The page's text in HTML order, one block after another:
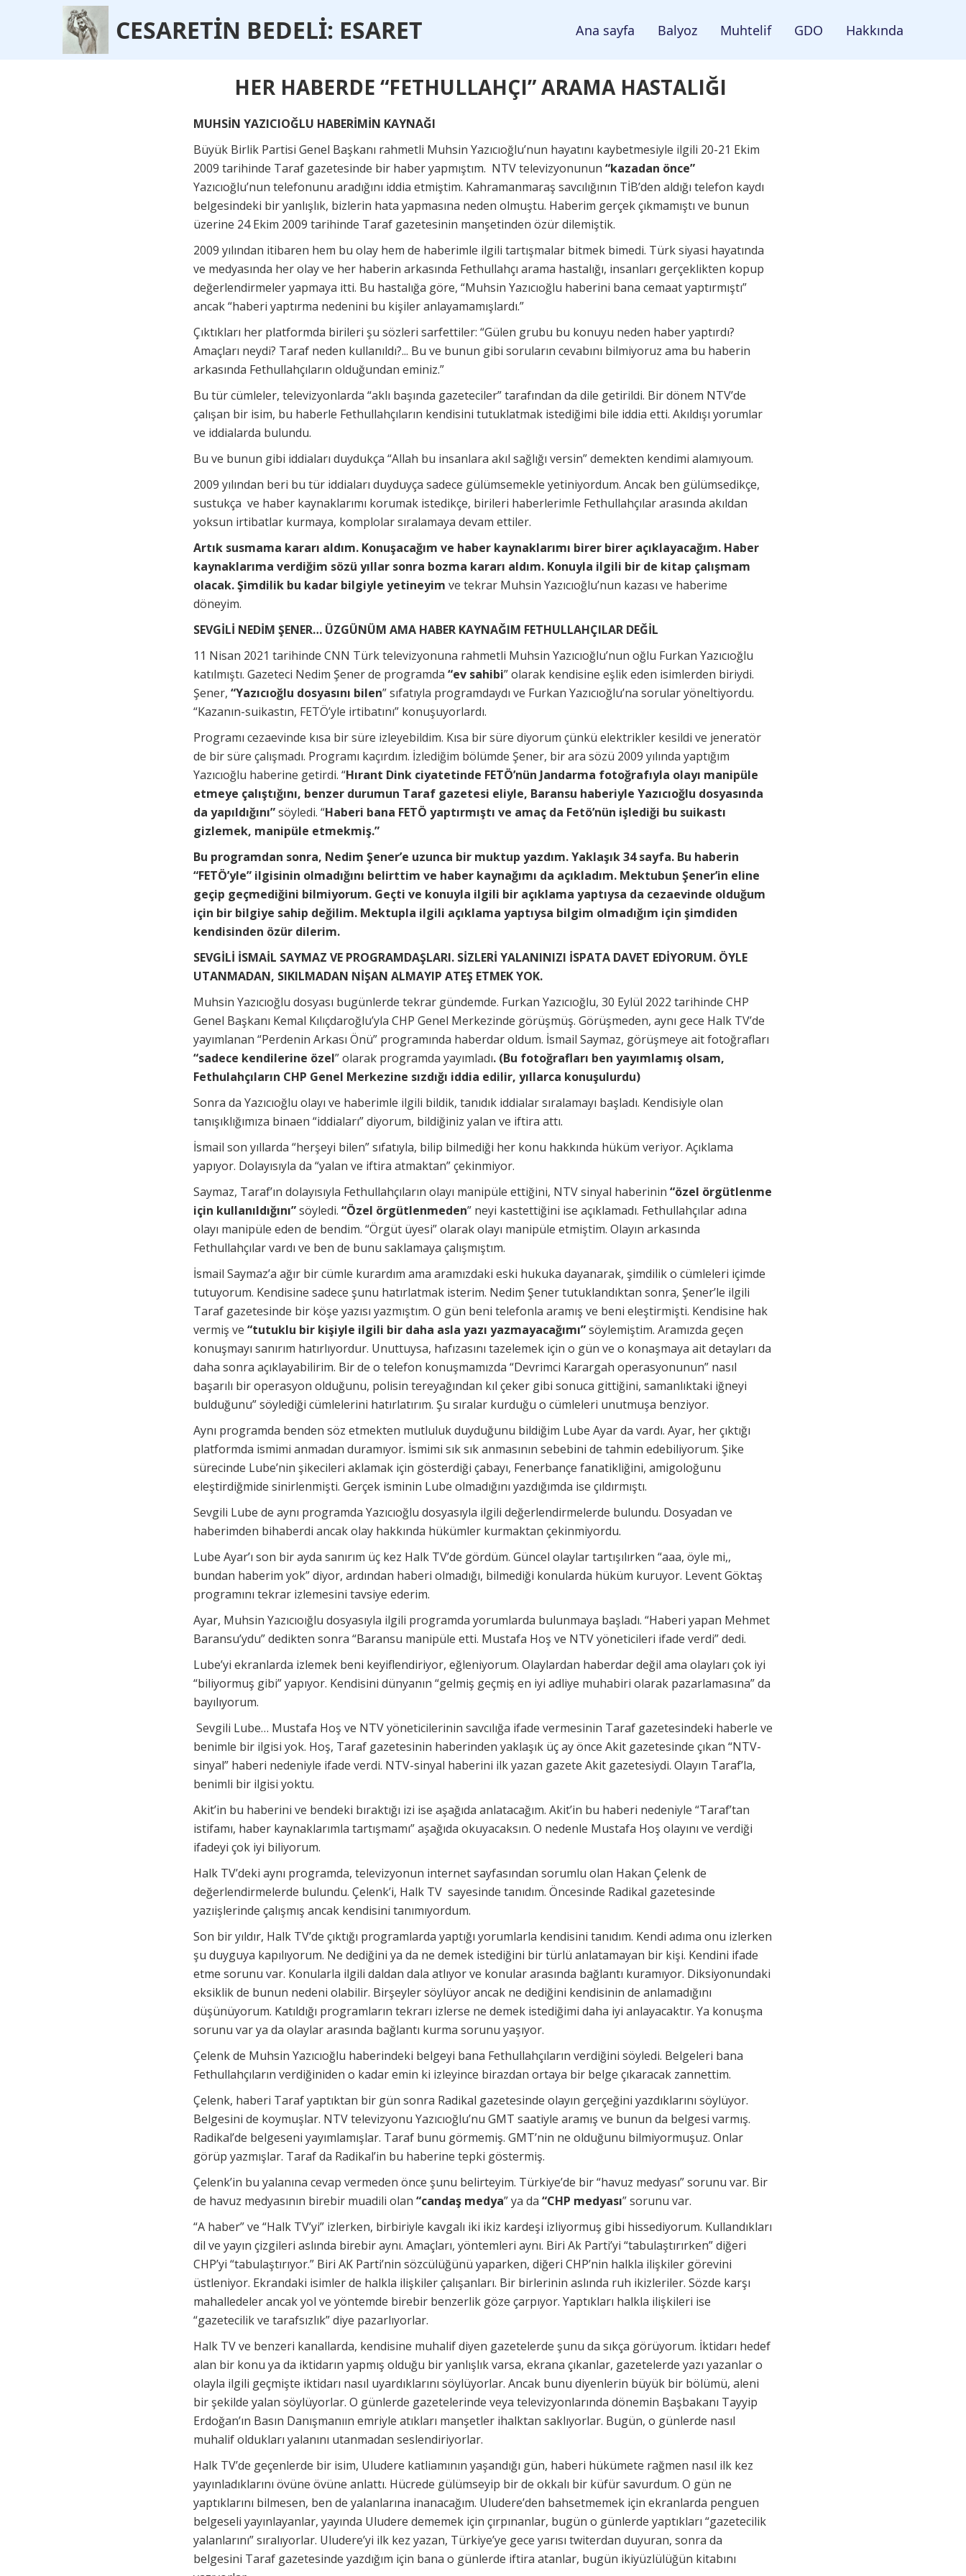
CESARETİN BEDELİ: ESARET Ana sayfa Balyoz Muhtelif GDO Hakkında
HER HABERDE “FETHULLAHÇI” ARAMA HASTALIĞI
MUHSİN YAZICIOĞLU HABERİMİN KAYNAĞI
Büyük Birlik Partisi Genel Başkanı rahmetli Muhsin Yazıcıoğlu’nun hayatını kaybetmesiyle ilgili 20-21 Ekim
2009 tarihinde Taraf gazetesinde bir haber yapmıştım. NTV televizyonunun “kazadan önce”
Yazıcıoğlu’nun telefonunu aradığını iddia etmiştim. Kahramanmaraş savcılığının TİB’den aldığı telefon kaydı
belgesindeki bir yanlışlık, bizlerin hata yapmasına neden olmuştu. Haberim gerçek çıkmamıştı ve bunun
üzerine 24 Ekim 2009 tarihinde Taraf gazetesinin manşetinden özür dilemiştik.
2009 yılından itibaren hem bu olay hem de haberimle ilgili tartışmalar bitmek bimedi. Türk siyasi hayatında
ve medyasında her olay ve her haberin arkasında Fethullahçı arama hastalığı, insanları gerçeklikten kopup
değerlendirmeler yapmaya itti. Bu hastalığa göre, “Muhsin Yazıcıoğlu haberini bana cemaat yaptırmıştı”
ancak “haberi yaptırma nedenini bu kişiler anlayamamışlardı.”
Çıktıkları her platformda birileri şu sözleri sarfettiler: “Gülen grubu bu konuyu neden haber yaptırdı?
Amaçları neydi? Taraf neden kullanıldı?... Bu ve bunun gibi soruların cevabını bilmiyoruz ama bu haberin
arkasında Fethullahçıların olduğundan eminiz.”
Bu tür cümleler, televizyonlarda “aklı başında gazeteciler” tarafından da dile getirildi. Bir dönem NTV’de
çalışan bir isim, bu haberle Fethullahçıların kendisini tutuklatmak istediğimi bile iddia etti. Akıldışı yorumlar
ve iddialarda bulundu.
Bu ve bunun gibi iddiaları duydukça “Allah bu insanlara akıl sağlığı versin” demekten kendimi alamıyoum.
2009 yılından beri bu tür iddiaları duyduyça sadece gülümsemekle yetiniyordum. Ancak ben gülümsedikçe,
sustukça ve haber kaynaklarımı korumak istedikçe, birileri haberlerimle Fethullahçılar arasında akıldan
yoksun irtibatlar kurmaya, komplolar sıralamaya devam ettiler.
Artık susmama kararı aldım. Konuşacağım ve haber kaynaklarımı birer birer açıklayacağım. Haber
kaynaklarıma verdiğim sözü yıllar sonra bozma kararı aldım. Konuyla ilgili bir de kitap çalışmam
olacak. Şimdilik bu kadar bilgiyle yetineyim ve tekrar Muhsin Yazıcıoğlu’nun kazası ve haberime
döneyim.
SEVGİLİ NEDİM ŞENER… ÜZGÜNÜM AMA HABER KAYNAĞIM FETHULLAHÇILAR DEĞİL
11 Nisan 2021 tarihinde CNN Türk televizyonuna rahmetli Muhsin Yazıcıoğlu’nun oğlu Furkan Yazıcıoğlu
katılmıştı. Gazeteci Nedim Şener de programda “ev sahibi” olarak kendisine eşlik eden isimlerden biriydi.
Şener, “Yazıcıoğlu dosyasını bilen” sıfatıyla programdaydı ve Furkan Yazıcıoğlu’na sorular yöneltiyordu.
“Kazanın-suikastın, FETÖ’yle irtibatını” konuşuyorlardı.
Programı cezaevinde kısa bir süre izleyebildim. Kısa bir süre diyorum çünkü elektrikler kesildi ve jeneratör
de bir süre çalışmadı. Programı kaçırdım. İzlediğim bölümde Şener, bir ara sözü 2009 yılında yaptığım
Yazıcıoğlu haberine getirdi. “Hırant Dink ciyatetinde FETÖ’nün Jandarma fotoğrafıyla olayı manipüle
etmeye çalıştığını, benzer durumun Taraf gazetesi eliyle, Baransu haberiyle Yazıcıoğlu dosyasında
da yapıldığını”söyledi. “Haberi bana FETÖ yaptırmıştı ve amaç da Fetö’nün işlediği bu suikastı
gizlemek, manipüle etmekmiş.”
Bu programdan sonra, Nedim Şener’e uzunca bir muktup yazdım. Yaklaşık 34 sayfa. Bu haberin
“FETÖ’yle” ilgisinin olmadığını belirttim ve haber kaynağımı da açıkladım. Mektubun Şener’in eline
geçip geçmediğini bilmiyorum. Geçti ve konuyla ilgili bir açıklama yaptıysa da cezaevinde olduğum
için bir bilgiye sahip değilim. Mektupla ilgili açıklama yaptıysa bilgim olmadığım için şimdiden
kendisinden özür dilerim.
SEVGİLİ İSMAİL SAYMAZ VE PROGRAMDAŞLARI. SİZLERİ YALANINIZI İSPATA DAVET EDİYORUM. ÖYLE
UTANMADAN, SIKILMADAN NİŞAN ALMAYIP ATEŞ ETMEK YOK.
Muhsin Yazıcıoğlu dosyası bugünlerde tekrar gündemde. Furkan Yazıcıoğlu, 30 Eylül 2022 tarihinde CHP
Genel Başkanı Kemal Kılıçdaroğlu’yla CHP Genel Merkezinde görüşmüş. Görüşmeden, aynı gece Halk TV’de
yayımlanan “Perdenin Arkası Önü” programında haberdar oldum. İsmail Saymaz, görüşmeye ait fotoğrafları
“sadece kendilerine özel” olarak programda yayımladı. (Bu fotoğrafları ben yayımlamış olsam,
Fethulahçıların CHP Genel Merkezine sızdığı iddia edilir, yıllarca konuşulurdu)
Sonra da Yazıcıoğlu olayı ve haberimle ilgili bildik, tanıdık iddialar sıralamayı başladı. Kendisiyle olan
tanışıklığımıza binaen “iddiaları” diyorum, bildiğiniz yalan ve iftira attı.
İsmail son yıllarda “herşeyi bilen” sıfatıyla, bilip bilmediği her konu hakkında hüküm veriyor. Açıklama
yapıyor. Dolayısıyla da “yalan ve iftira atmaktan” çekinmiyor.
Saymaz, Taraf’ın dolayısıyla Fethullahçıların olayı manipüle ettiğini, NTV sinyal haberinin “özel örgütlenme
için kullanıldığını”söyledi. “Özel örgütlenmeden” neyi kastettiğini ise açıklamadı. Fethullahçılar adına
olayı manipüle eden de bendim. “Örgüt üyesi” olarak olayı manipüle etmiştim. Olayın arkasında
Fethullahçılar vardı ve ben de bunu saklamaya çalışmıştım.
İsmail Saymaz’a ağır bir cümle kurardım ama aramızdaki eski hukuka dayanarak, şimdilik o cümleleri içimde
tutuyorum. Kendisine sadece şunu hatırlatmak isterim. Nedim Şener tutuklandıktan sonra, Şener’le ilgili
Taraf gazetesinde bir köşe yazısı yazmıştım. O gün beni telefonla aramış ve beni eleştirmişti. Kendisine hak
vermiş ve “tutuklu bir kişiyle ilgili bir daha asla yazı yazmayacağımı”söylemiştim. Aramızda geçen
konuşmayı sanırım hatırlıyordur. Unuttuysa, hafızasını tazelemek için o gün ve o konaşmaya ait detayları da
daha sonra açıklayabilirim. Bir de o telefon konuşmamızda “Devrimci Karargah operasyonunun” nasıl
başarılı bir operasyon olduğunu, polisin tereyağından kıl çeker gibi sonuca gittiğini, samanlıktaki iğneyi
bulduğunu” söylediği cümlelerini hatırlatırım. Şu sıralar kurduğu o cümleleri unutmuşa benziyor.
Aynı programda benden söz etmekten mutluluk duyduğunu bildiğim Lube Ayar da vardı. Ayar, her çıktığı
platformda ismimi anmadan duramıyor. İsmimi sık sık anmasının sebebini de tahmin edebiliyorum. Şike
sürecinde Lube’nin şikecileri aklamak için gösterdiği çabayı, Fenerbançe fanatikliğini, amigoloğunu
eleştirdiğmide sinirlenmişti. Gerçek isminin Lube olmadığını yazdığımda ise çıldırmıştı.
Sevgili Lube de aynı programda Yazıcıoğlu dosyasıyla ilgili değerlendirmelerde bulundu. Dosyadan ve
haberimden bihaberdi ancak olay hakkında hükümler kurmaktan çekinmiyordu.
Lube Ayar’ı son bir ayda sanırım üç kez Halk TV’de gördüm. Güncel olaylar tartışılırken “aaa, öyle mi,,
bundan haberim yok” diyor, ardından haberi olmadığı, bilmediği konularda hüküm kuruyor. Levent Göktaş
programını tekrar izlemesini tavsiye ederim.
Ayar, Muhsin Yazıcıoığlu dosyasıyla ilgili programda yorumlarda bulunmaya başladı. “Haberi yapan Mehmet
Baransu’ydu” dedikten sonra “Baransu manipüle etti. Mustafa Hoş ve NTV yöneticileri ifade verdi” dedi.
Lube’yi ekranlarda izlemek beni keyiflendiriyor, eğleniyorum. Olaylardan haberdar değil ama olayları çok iyi
“biliyormuş gibi” yapıyor. Kendisini dünyanın “gelmiş geçmiş en iyi adliye muhabiri olarak pazarlamasına” da
bayılıyorum.
Sevgili Lube… Mustafa Hoş ve NTV yöneticilerinin savcılığa ifade vermesinin Taraf gazetesindeki haberle ve
benimle bir ilgisi yok. Hoş, Taraf gazetesinin haberinden yaklaşık üç ay önce Akit gazetesinde çıkan “NTV-
sinyal” haberi nedeniyle ifade verdi. NTV-sinyal haberini ilk yazan gazete Akit gazetesiydi. Olayın Taraf’la,
benimli bir ilgisi yoktu.
Akit’in bu haberini ve bendeki bıraktığı izi ise aşağıda anlatacağım. Akit’in bu haberi nedeniyle “Taraf’tan
istifamı, haber kaynaklarımla tartışmamı” aşağıda okuyacaksın. O nedenle Mustafa Hoş olayını ve verdiği
ifadeyi çok iyi biliyorum.
Halk TV’deki aynı programda, televizyonun internet sayfasından sorumlu olan Hakan Çelenk de
değerlendirmelerde bulundu. Çelenk’i, Halk TV sayesinde tanıdım. Öncesinde Radikal gazetesinde
yazıişlerinde çalışmış ancak kendisini tanımıyordum.
Son bir yıldır, Halk TV’de çıktığı programlarda yaptığı yorumlarla kendisini tanıdım. Kendi adıma onu izlerken
şu duyguya kapılıyorum. Ne dediğini ya da ne demek istediğini bir türlü anlatamayan bir kişi. Kendini ifade
etme sorunu var. Konularla ilgili daldan dala atlıyor ve konular arasında bağlantı kuramıyor. Diksiyonundaki
eksiklik de bunun nedeni olabilir. Birşeyler söylüyor ancak ne dediğini kendisinin de anlamadığını
düşünüyorum. Katıldığı programların tekrarı izlerse ne demek istediğimi daha iyi anlayacaktır. Ya konuşma
sorunu var ya da olaylar arasında bağlantı kurma sorunu yaşıyor.
Çelenk de Muhsin Yazıcıoğlu haberindeki belgeyi bana Fethullahçıların verdiğini söyledi. Belgeleri bana
Fethullahçıların verdiğiniden o kadar emin ki izleyince birazdan ortaya bir belge çıkaracak zannettim.
Çelenk, haberi Taraf yaptıktan bir gün sonra Radikal gazetesinde olayın gerçeğini yazdıklarını söylüyor.
Belgesini de koymuşlar. NTV televizyonu Yazıcıoğlu’nu GMT saatiyle aramış ve bunun da belgesi varmış.
Radikal’de belgeseni yayımlamışlar. Taraf bunu görmemiş. GMT’nin ne olduğunu bilmiyormuşuz. Onlar
görüp yazmışlar. Taraf da Radikal’in bu haberine tepki göstermiş.
Çelenk’in bu yalanına cevap vermeden önce şunu belirteyim. Türkiye’de bir “havuz medyası” sorunu var. Bir
de havuz medyasının birebir muadili olan “candaş medya” ya da “CHP medyası” sorunu var.
“A haber” ve “Halk TV’yi” izlerken, birbiriyle kavgalı iki ikiz kardeşi izliyormuş gibi hissediyorum. Kullandıkları
dil ve yayın çizgileri aslında birebir aynı. Amaçları, yöntemleri aynı. Biri Ak Parti’yi “tabulaştırırken” diğeri
CHP’yi “tabulaştırıyor.” Biri AK Parti’nin sözcülüğünü yaparken, diğeri CHP’nin halkla ilişkiler görevini
üstleniyor. Ekrandaki isimler de halkla ilişkiler çalışanları. Bir birlerinin aslında ruh ikizleriler. Sözde karşı
mahalledeler ancak yol ve yöntemde birebir benzerlik göze çarpıyor. Yaptıkları halkla ilişkileri ise
“gazetecilik ve tarafsızlık” diye pazarlıyorlar.
Halk TV ve benzeri kanallarda, kendisine muhalif diyen gazetelerde şunu da sıkça görüyorum. İktidarı hedef
alan bir konu ya da iktidarın yapmış olduğu bir yanlışlık varsa, ekrana çıkanlar, gazetelerde yazı yazanlar o
olayla ilgili geçmişte iktidarı nasıl uyardıklarını söylüyorlar. Ancak bunu diyenlerin büyük bir bölümü, aleni
bir şekilde yalan söylüyorlar. O günlerde gazetelerinde veya televizyonlarında dönemin Başbakanı Tayyip
Erdoğan’ın Basın Danışmanıın emriyle atıkları manşetler ihalktan saklıyorlar. Bugün, o günlerde nasıl
muhalif oldukları yalanını utanmadan seslendiriyorlar.
Halk TV’de geçenlerde bir isim, Uludere katliamının yaşandığı gün, haberi hükümete rağmen nasıl ilk kez
yayınladıklarını övüne övüne anlattı. Hücrede gülümseyip bir de okkalı bir küfür savurdum. O gün ne
yaptıklarını bilmesen, ben de yalanlarına inanacağım. Uludere’den bahsetmemek için ekranlarda penguen
belgeseli yayınlayanlar, yayında Uludere dememek için çırpınanlar, bugün o günlerde yaptıkları “gazetecilik
yalanlarını” sıralıyorlar. Uludere’yi ilk kez yazan, Türkiye’ye gece yarısı twiterdan duyuran, sonra da
belgesini Taraf gazetesinde yazdığım için bana o günlerde iftira atanlar, bugün ikiyüzlülüğün kitabını